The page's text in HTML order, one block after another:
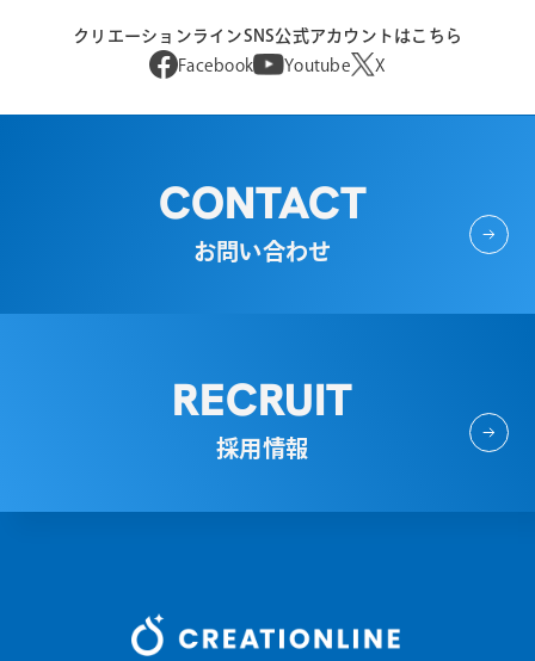
クリエーションラインSNS公式アカウントはこちら
Facebook
Youtube X
CONTACT
お問い合わせ
RECRUIT
採用情報